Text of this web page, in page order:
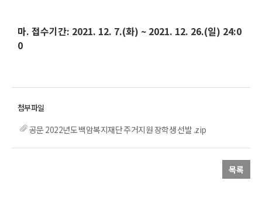
마. 접수기간: 2021. 12. 7.(화) ~ 2021. 12. 26.(일) 24:0
0
공문 2022년도 백암복지재단 주거지원 장학생 선발 .zip
목록